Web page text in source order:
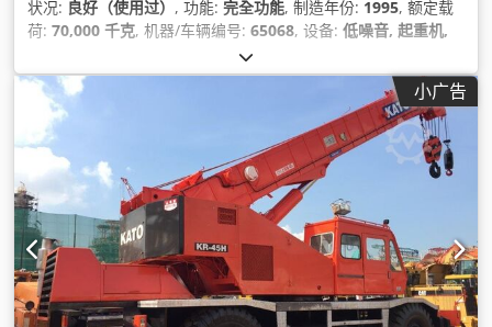
状况: 良好（使用过） , 功能: 完全功能, 制造年份: 1995, 额定载
荷: 70,000 千克, 机器/车辆编号: 65068, 设备: 低噪音, 起重机,
小广告